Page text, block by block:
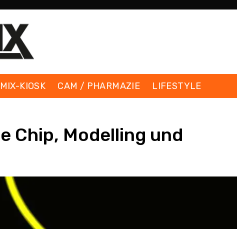
KIOSK CAM / PHARMAZIE LIFESTYLE
Chip, Modelling und